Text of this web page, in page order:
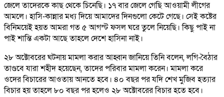
জেলে তাদেরকে কাছ থেকে চিনেছি। ১৭ বার জেলে গেছি আওয়ামী লীগের
আমলে। হাসি-কান্নার মধ্য দিয়ে আমাদের দিনগুলো কেটে গেছে। সেই কষ্টের
বিনিময়েই হয়ত আমরা গত ৫ আগস্ট ফসল ঘরে তুলে নিয়েছি। কিছু পাই না
পাই শান্তি একটা আছে তাহলে দেশে হাসিনা নাই।
২৮ অক্টোবরের ঘটনায় মামলা করার আহ্বান জানিয়ে তিনি বলেন, লগি-বৈঠার
তাণ্ডবে যারা শহীদ হয়েছেন, তাদের পরিবার মামলা করেন। মামলা করে
ওদের বিচারের আওতায় আনতে হবে। ৪০ বছর পর যদি শেখ মুজিব হত্যার
বিচার হয় তাহলে ৮০ বছর পর হলেও ২৮ অক্টোবরের বিচার হতে হবে।